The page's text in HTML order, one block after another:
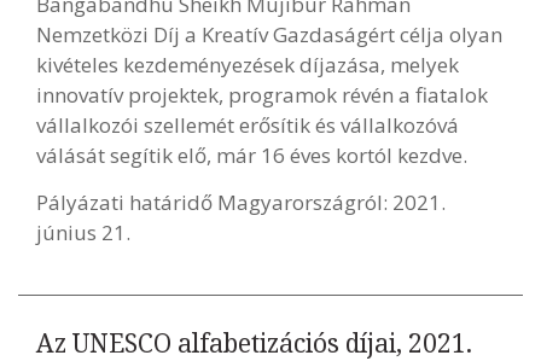
Nemzetközi Díj a Kreatív Gazdaságért célja olyan
kivételes kezdeményezések díjazása, melyek
innovatív projektek, programok révén a fiatalok
vállalkozói szellemét erősítik és vállalkozóvá
válását segítik elő, már 16 éves kortól kezdve.
Pályázati határidő Magyarországról: 2021.
június 21.
Az UNESCO alfabetizációs díjai, 2021.